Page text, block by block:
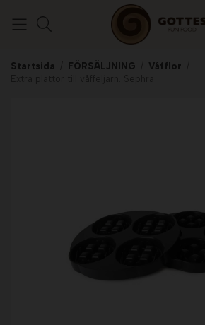
Startsida FÖRSÄLJNING Våfflor